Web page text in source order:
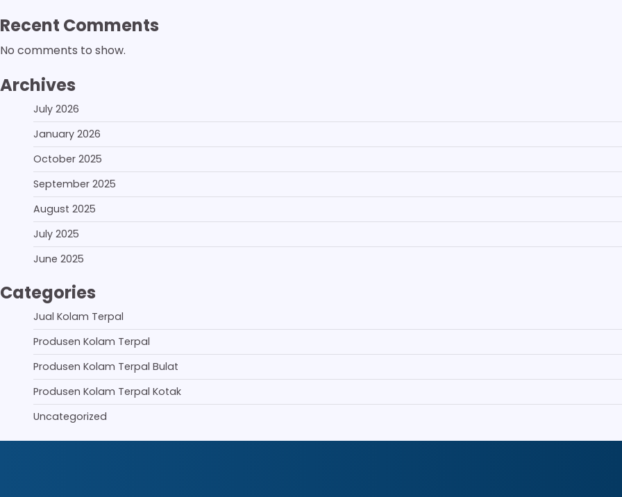
Recent Comments
No comments to show.
Archives
July 2026
January 2026
October 2025
September 2025
August 2025
July 2025
June 2025
Categories
Jual Kolam Terpal
Produsen Kolam Terpal
Produsen Kolam Terpal Bulat
Produsen Kolam Terpal Kotak
Uncategorized